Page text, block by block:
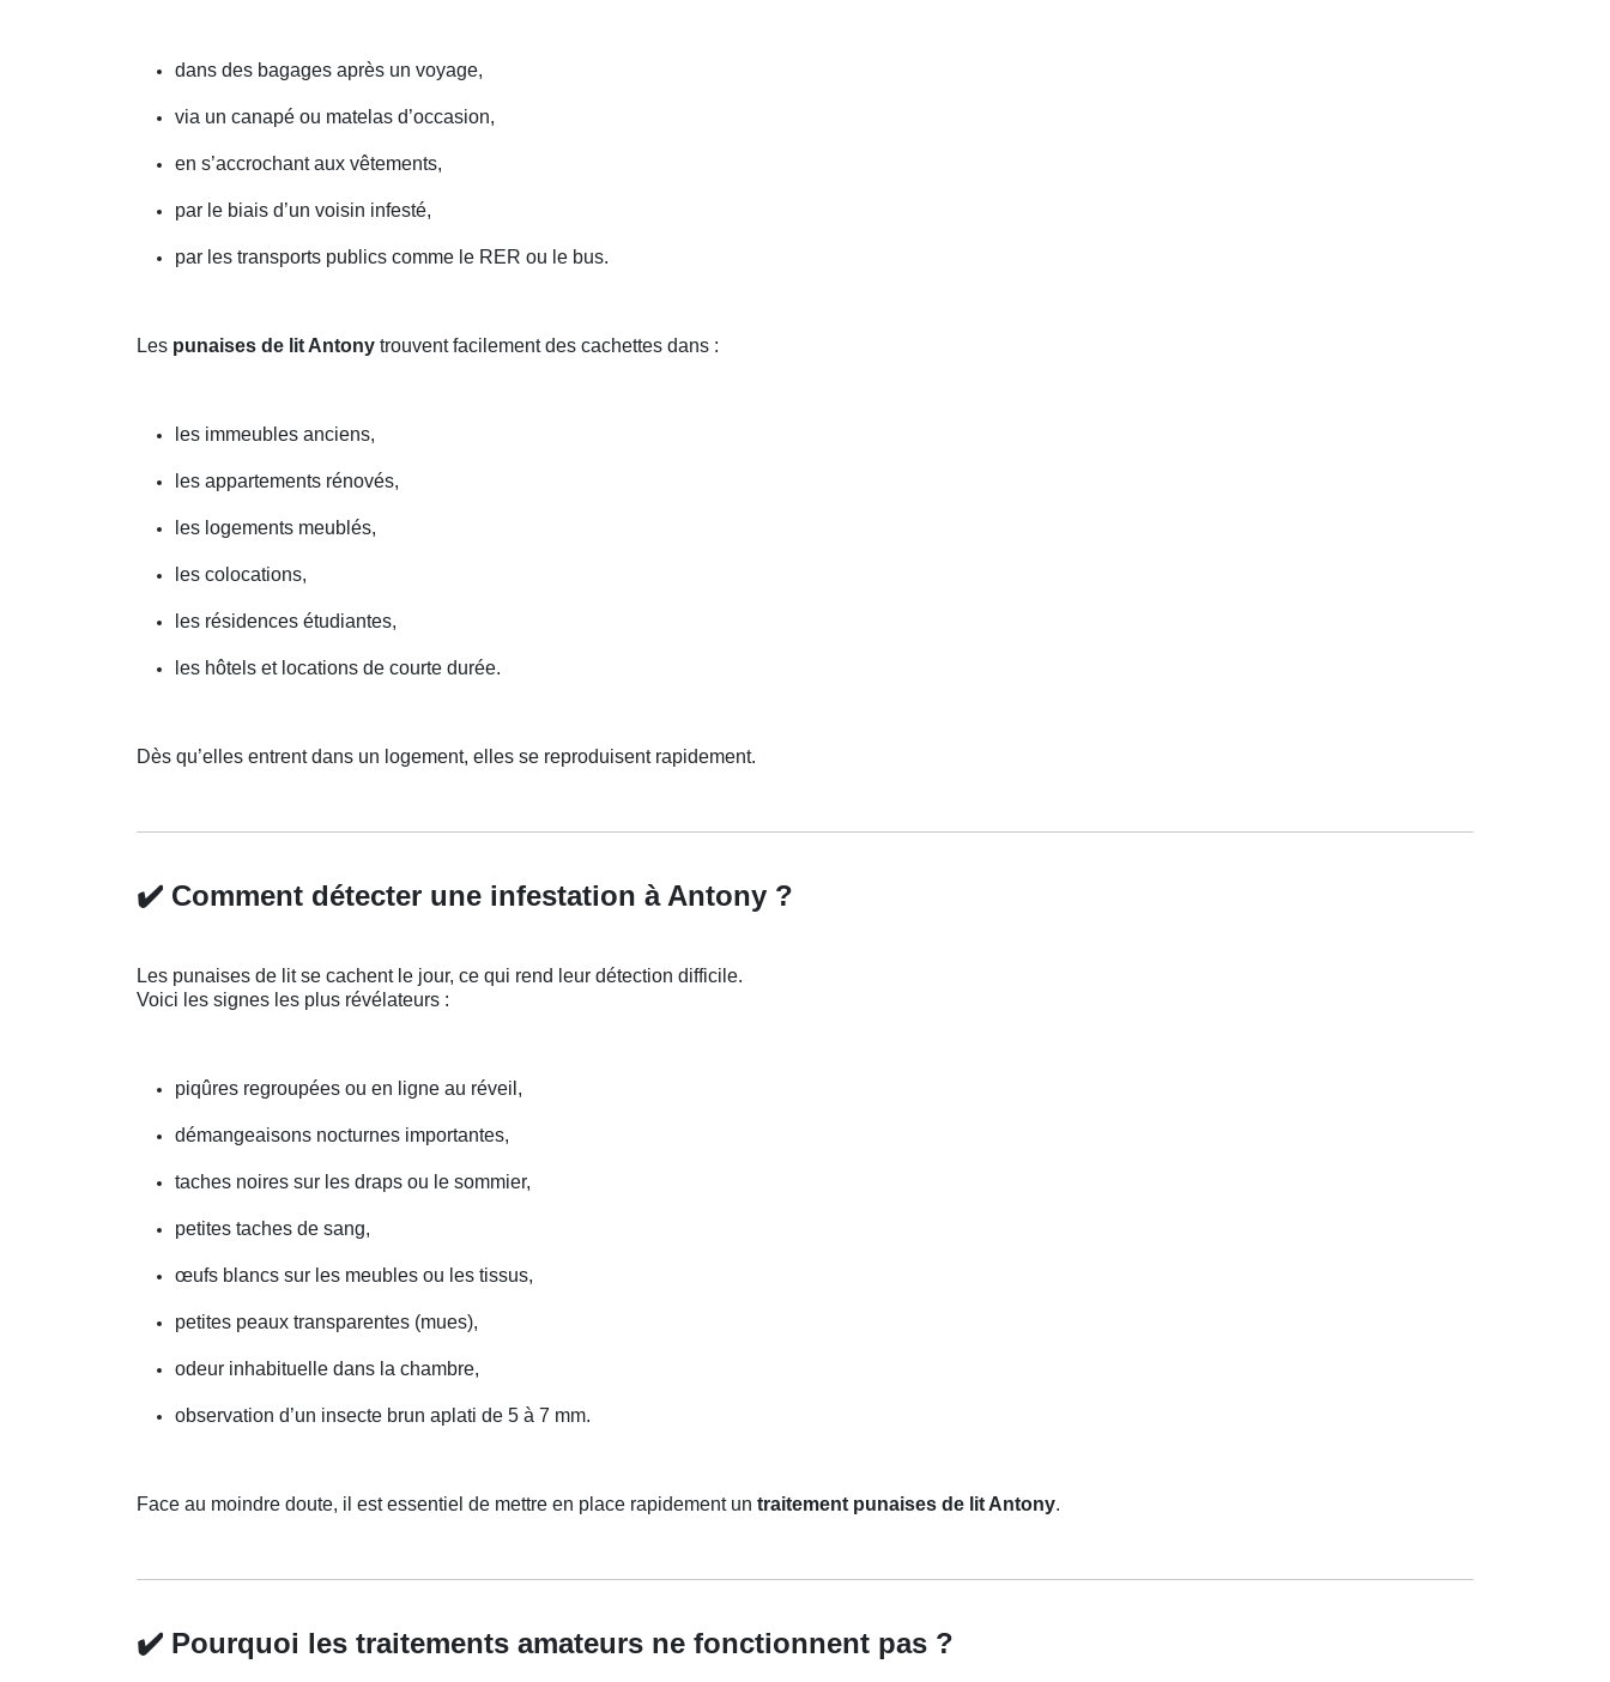
dans des bagages après un voyage,
via un canapé ou matelas d’occasion,
en s’accrochant aux vêtements,
par le biais d’un voisin infesté,
par les transports publics comme le RER ou le bus.
Les punaises de lit Antony trouvent facilement des cachettes dans :
les immeubles anciens,
les appartements rénovés,
les logements meublés,
les colocations,
les résidences étudiantes,
les hôtels et locations de courte durée.
Dès qu’elles entrent dans un logement, elles se reproduisent rapidement.
✔️ Comment détecter une infestation à Antony ?
Les punaises de lit se cachent le jour, ce qui rend leur détection difficile.
Voici les signes les plus révélateurs :
piqûres regroupées ou en ligne au réveil,
démangeaisons nocturnes importantes,
taches noires sur les draps ou le sommier,
petites taches de sang,
œufs blancs sur les meubles ou les tissus,
petites peaux transparentes (mues),
odeur inhabituelle dans la chambre,
observation d’un insecte brun aplati de 5 à 7 mm.
Face au moindre doute, il est essentiel de mettre en place rapidement un traitement punaises de lit Antony.
✔️ Pourquoi les traitements amateurs ne fonctionnent pas ?